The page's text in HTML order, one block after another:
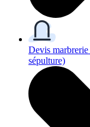
Devis marbrerie
sépulture)